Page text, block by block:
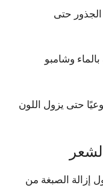
حتى
بالماء وشامبو
حتى يزول اللون
إزالة الصبغة من